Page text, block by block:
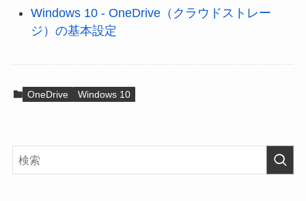
Windows 10 - OneDrive（クラウドストレー
ジ）の基本設定
OneDrive Windows 10